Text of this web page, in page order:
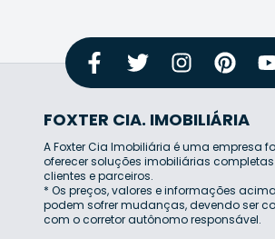
FOXTER CIA. IMOBILIÁRIA
A Foxter Cia Imobiliária é uma empresa
oferecer soluções imobiliárias
clientes e parceiros.
* Os preços, valores e informações
podem sofrer mudanças, devendo ser
com o corretor autônomo responsável.